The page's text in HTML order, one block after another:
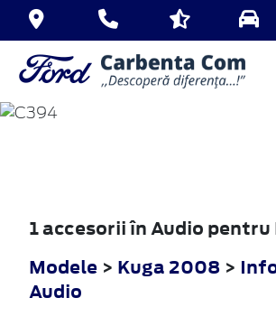
KUGA
1 accesorii în Audio
Modele > Kuga 2008 >
Audio